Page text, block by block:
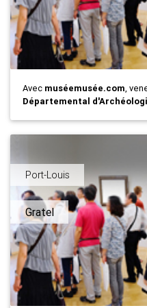
Avec muséemusée.com,
Départemental
Port-Louis
Gratel